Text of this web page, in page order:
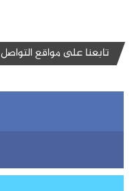
تابعنا على مواقع التواصل